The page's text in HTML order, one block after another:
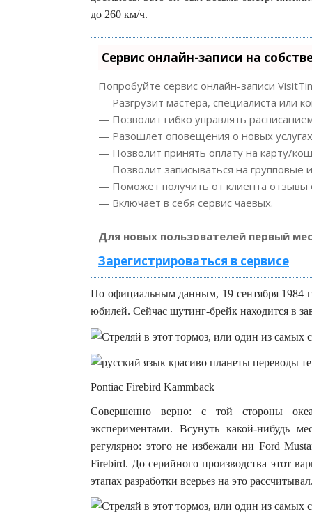
до 260 км/ч.
Сервис онлайн-записи на
Попробуйте сервис онлайн-записи
— Разгрузит мастера, специалиста или
— Позволит гибко управлять
— Разошлет оповещения о новых
— Позволит принять оплату на карту/
— Позволит записываться на групповые
— Поможет получить от клиента отзывы
— Включает в себя сервис чаевых.
Для новых пользователей первый
Зарегистрироваться в сервисе
По официальным данным, 19 сентября 1984
юбилей. Сейчас шутинг-брейк находится в
Pontiac Firebird Kammback
Совершенно верно: с той стороны
экспериментами. Всунуть какой-нибудь
регулярно: этого не избежали ни Ford
Firebird. До серийного производства этот
этапах разработки всерьез на это